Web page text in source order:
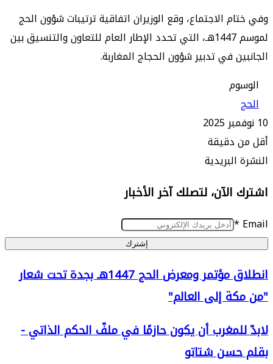
الاجتماع، وقع الوزيران اتفاقية ترتيبات شؤون الحج
لموسم 1447هـ، التي تحدد الإطار العام للتعاون والتنسيق بين
في تدبير شؤون الحجاج المغاربة.
لتصلك آخر الأخبار
انطلاق مؤتمر ومعرض الحج 1447هـ بجدة تحت شعار
إلى العالم"
أن يكون حازمًا في ملفّ الحكم الذاتي -
شتاتو